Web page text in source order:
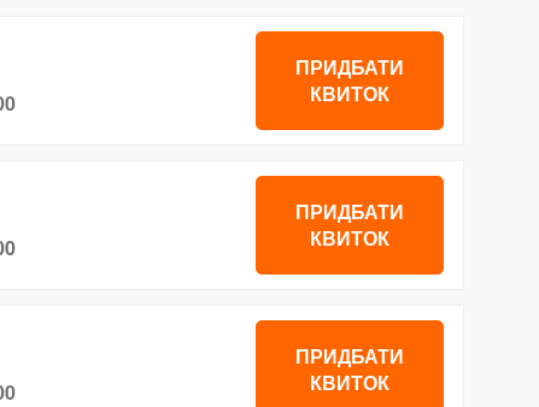
ПРИДБАТИ
КВИТОК
ПРИДБАТИ
КВИТОК
ПРИДБАТИ
КВИТОК